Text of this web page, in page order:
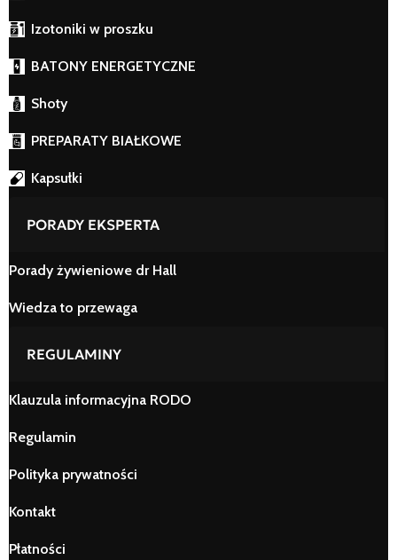
Izotoniki w proszku
BATONY ENERGETYCZNE
Shoty
PREPARATY BIAŁKOWE
Kapsułki
PORADY EKSPERTA
Porady żywieniowe dr Hall
Wiedza to przewaga
REGULAMINY
Klauzula informacyjna RODO
Regulamin
Polityka prywatności
Kontakt
Płatności